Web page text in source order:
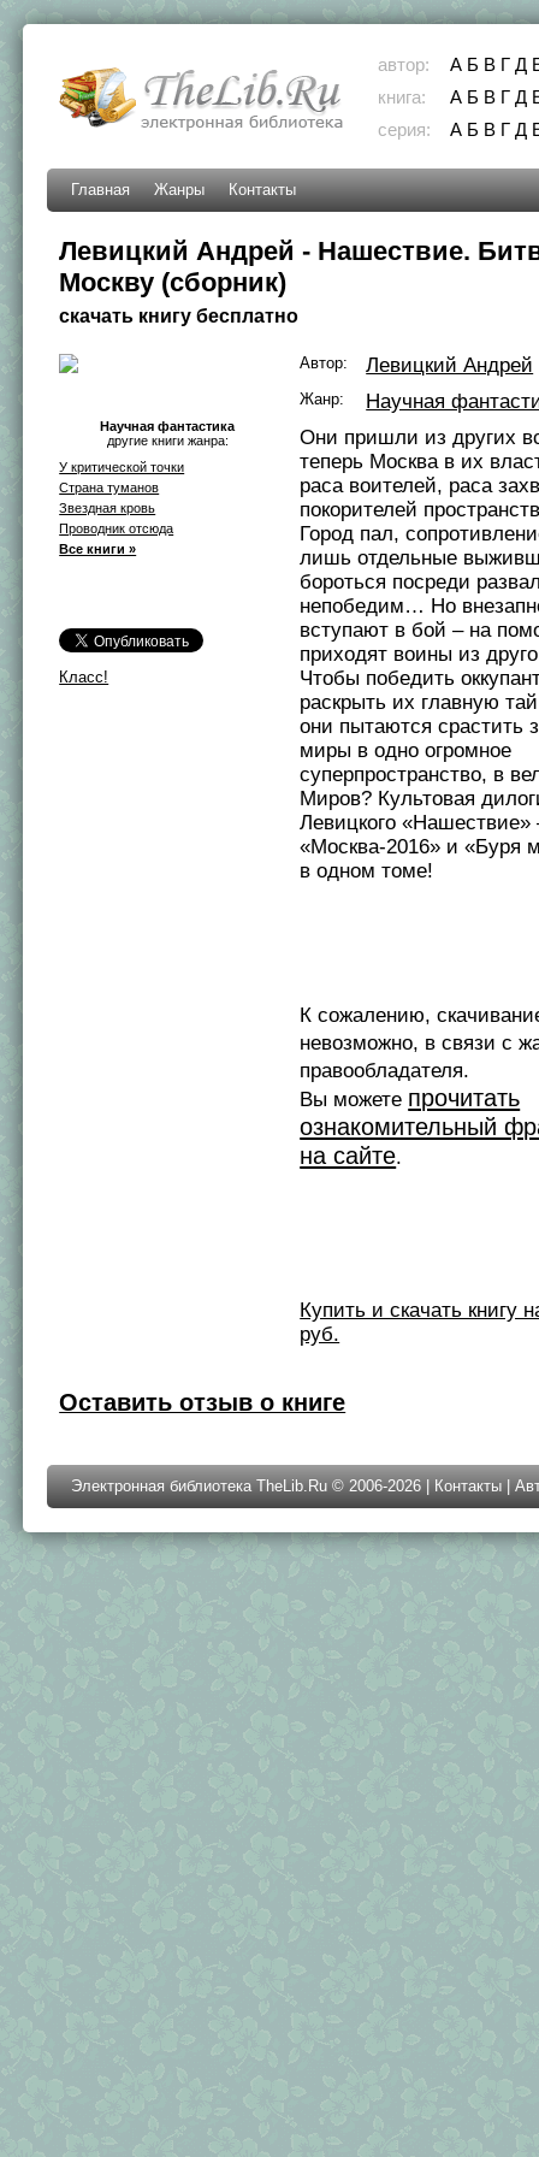
автор: А Б В Г Д
книга:
А Б В Г Д
серия:
А Б В Г Д
Главная Жанры Контакты
Левицкий Андрей - Нашествие.
Москву (сборник)
скачать книгу бесплатно
Научная фантастика
другие книги жанра:
У критической точки
Страна туманов
Звездная кровь
Проводник отсюда
Все книги »
Класс!
Автор: Левицкий Андрей
Жанр:
Научная
Они пришли из других
теперь Москва в их
раса воителей, раса
покорителей
Город пал,
лишь отдельные
бороться посреди
непобедим… Но
вступают в бой – на
приходят воины из
Чтобы победить
раскрыть их главную
они пытаются срастить
миры в одно огромное
суперпространство, в
Миров? Культовая
Левицкого «Нашествие»
«Москва-2016» и «Буря
в одном томе!
К сожалению,
невозможно, в связи с
правообладателя.
Вы можете прочитать
ознакомительный
на сайте.
Купить и скачать книгу
руб.
Оставить отзыв о книге
Электронная библиотека TheLib.Ru © 2006-2026 | Контакты |